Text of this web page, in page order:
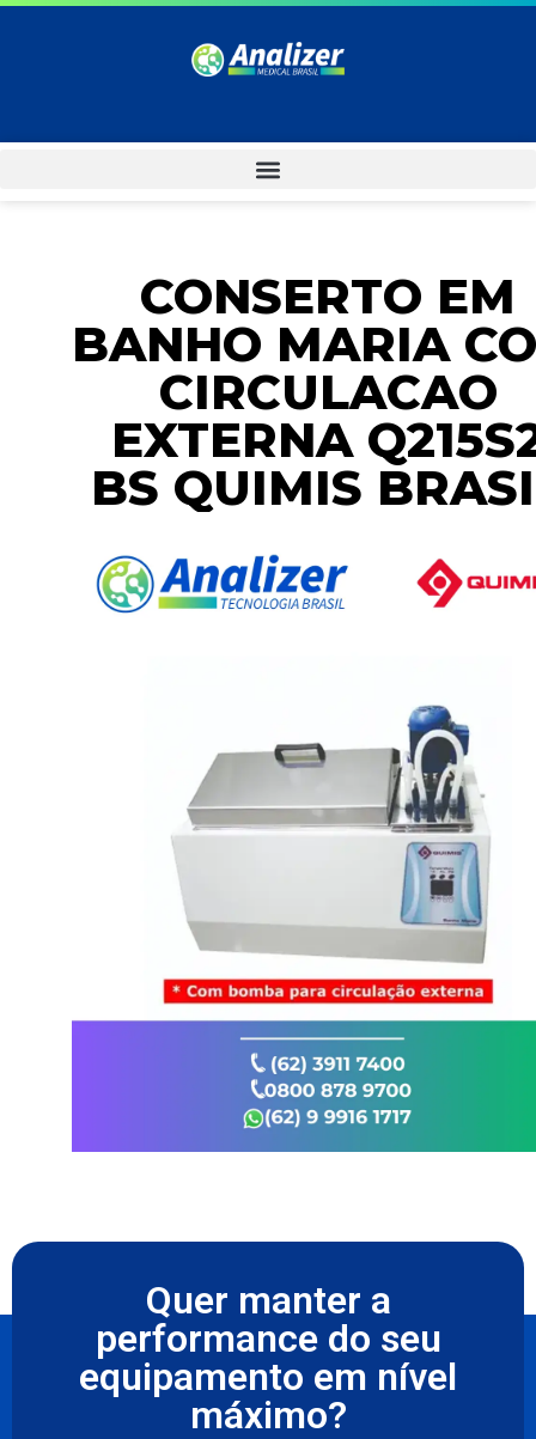
CONSERTO EM
BANHO MARIA
CIRCULACAO
EXTERNA
BS QUIMIS
Quer manter a
performance do seu
equipamento em nível
máximo?